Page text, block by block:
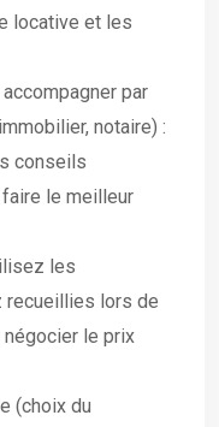
locative et les
par
notaire) :
conseils
le meilleur
les
recueillies lors de
le prix
(choix du